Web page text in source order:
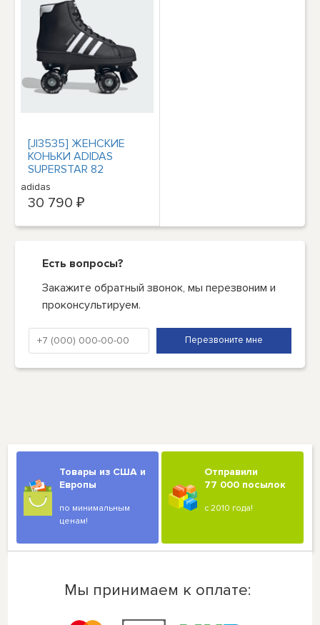
[JI3535] ЖЕНСКИЕ
КОНЬКИ ADIDAS
SUPERSTAR 82
adidas
30 790 ₽
Есть вопросы?
Закажите обратный звонок, мы перезвоним и
проконсультируем.
Товары из США и
Европы
по минимальным
ценам!
Отправили
77 000 посылок
с 2010 года!
Мы принимаем к оплате: